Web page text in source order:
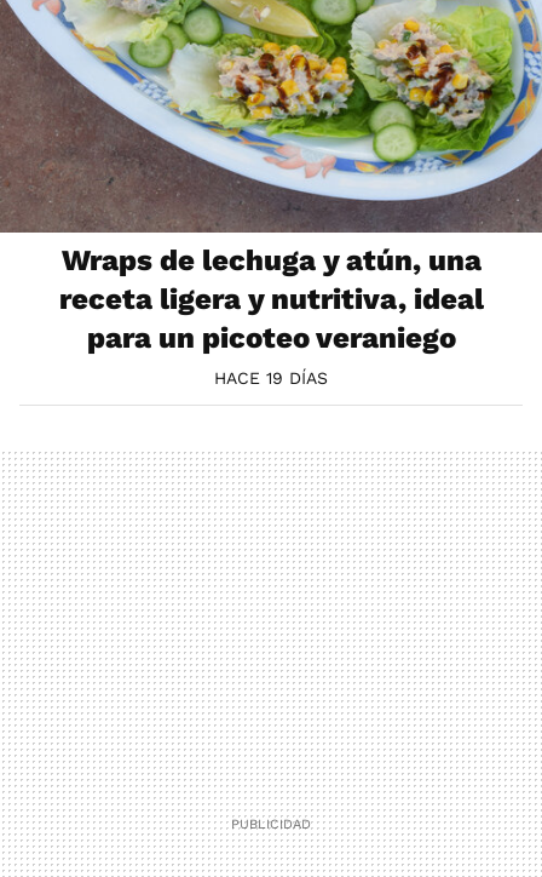
Wraps de lechuga y atún, una
receta ligera y nutritiva, ideal
para un picoteo veraniego
HACE 19 DÍAS